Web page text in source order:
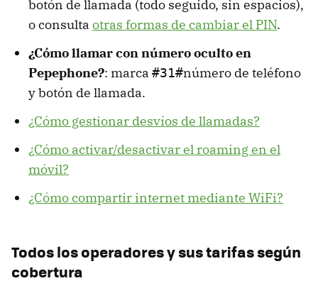
botón de llamada (todo seguido, sin espacios),
o consulta otras formas de cambiar el PIN.
¿Cómo llamar con número oculto en
Pepephone?: marca #31#número de teléfono
y botón de llamada.
¿Cómo gestionar desvíos de llamadas?
¿Cómo activar/desactivar el roaming en el
móvil?
¿Cómo compartir internet mediante WiFi?
Todos los operadores y sus tarifas según
cobertura